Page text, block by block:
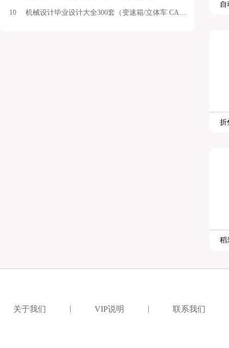
机械设计毕业设计大全300套（变速箱/立体车 CAD图纸
折
稻
关于我们 | VIP说明 | 联系我们